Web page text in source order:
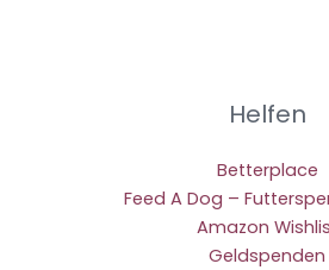
Helfen
Betterplace
Feed A Dog –
Amazon
Geldspenden